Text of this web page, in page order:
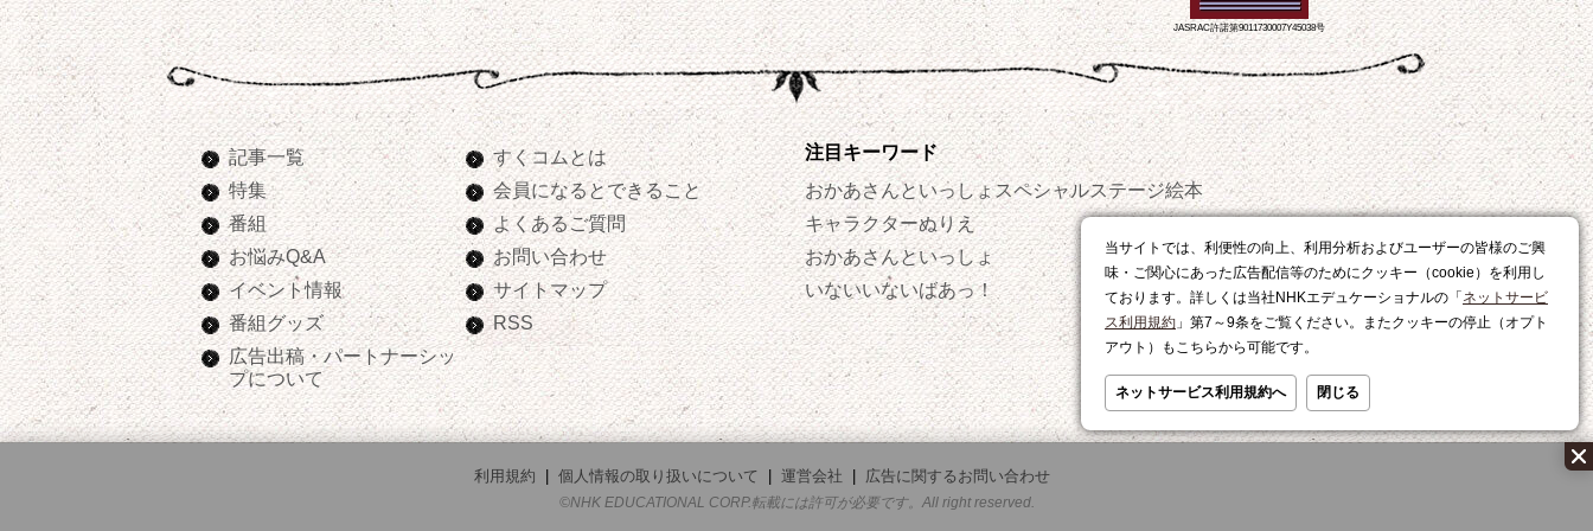
当サイトでは、利便性の向上、利用分析およびユーザーの皆様のご興
味・ご関心にあった広告配信等のためにクッキー（cookie）を利用し
ております。詳しくは当社NHKエデュケーショナルの「 ネットサービ
ス利用規約 」第7～9条をご覧ください。またクッキーの停止（オプト
アウト）もこちらから可能です。
ネットサービス利用規約へ 閉じる
JASRAC許諾第9011730007Y45038号
記事一覧
特集
番組
お悩みQ&A
イベント情報
番組グッズ
広告出稿・パートナーシッ
プについて
すくコムとは
会員になるとできること
よくあるご質問
お問い合わせ
サイトマップ
RSS
注目キーワード
おかあさんといっしょスペシャルステージ
キャラクターぬりえ
おかあさんといっしょ
いないいないばあっ！
絵本
おやつ
レシピ
利用規約 個人情報の取り扱いについて 運営会社
広告に関するお問い合わせ
©NHK EDUCATIONAL CORP.転載には許可が必要です。All right reserved.